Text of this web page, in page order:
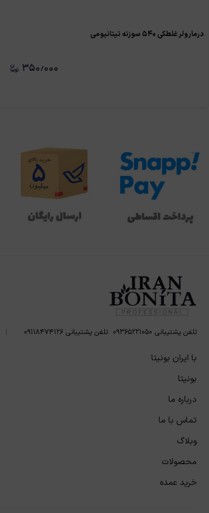
درمارولر غلطکی ۵۴۰ سوزنه تیتانیومی
۳۵۰٫۰۰۰
تلفن پشتیبانی ۰۹۳۶۵۲۲۱۰۵۰ تلفن پشتیبانی ۰۹۱۱۸۴۷۴۱۲۶
با ایران بونیتا
بونیتا
درباره ما
تماس با ما
وبلاگ
محصولات
خرید عمده